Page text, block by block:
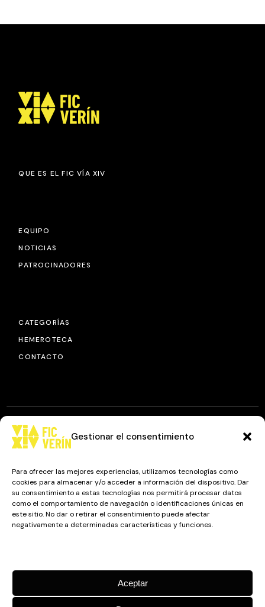
Gestionar el consentimiento
Para ofrecer las mejores experiencias, utilizamos tecnologías como
cookies para almacenar y/o acceder a información del dispositivo. Dar
su consentimiento a estas tecnologías nos permitirá procesar datos
como el comportamiento de navegación o identificaciones únicas en
este sitio. No dar o retirar el consentimiento puede afectar
negativamente a determinadas características y funciones.
Aceptar
QUE ES EL FIC VÍA XIV
EQUIPO
NOTICIAS
PATROCINADORES
CATEGORÍAS
HEMEROTECA
CONTACTO
Camino a Balnearios de Sousas
32600, Verín, Ourense